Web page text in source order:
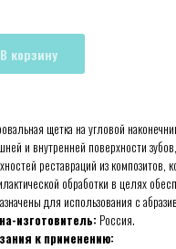
В корзину
щетка на угловой
и внутренней поверхности
реставраций из
обработки в целях
для использования с
изготовитель: Россия.
к применению: